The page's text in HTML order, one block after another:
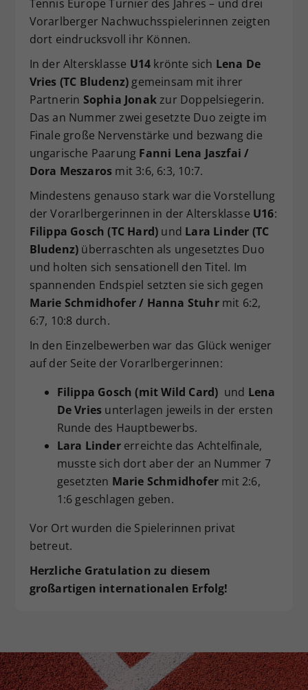
Tennis Europe Turnier des Jahres – und drei
Vorarlberger Nachwuchsspielerinnen zeigten
dort eindrucksvoll ihr Können.
In der Altersklasse U14 krönte sich Lena De
Vries (TC Bludenz) gemeinsam mit ihrer
Partnerin Sophia Jonakzur Doppelsiegerin.
Das an Nummer zwei gesetzte Duo zeigte im
Finale große Nervenstärke und bezwang die
ungarische Paarung Fanni Lena Jaszfai /
Dora Meszaros mit 3:6, 6:3, 10:7.
Mindestens genauso stark war die Vorstellung
der Vorarlbergerinnen in der Altersklasse U16:
Filippa Gosch (TC Hard) und Lara Linder (TC
Bludenz) überraschten als ungesetztes Duo
und holten sich sensationell den Titel. Im
spannenden Endspiel setzten sie sich gegen
Marie Schmidhofer / Hanna Stuhrmit 6:2,
6:7, 10:8 durch.
In den Einzelbewerben war das Glück weniger
auf der Seite der Vorarlbergerinnen:
Filippa Gosch (mit Wild Card) und Lena
De Vries unterlagen jeweils in der ersten
Runde des Hauptbewerbs.
Lara Lindererreichte das Achtelfinale,
musste sich dort aber der an Nummer 7
gesetzten Marie Schmidhofermit 2:6,
1:6 geschlagen geben.
Vor Ort wurden die Spielerinnen privat
betreut.
Herzliche Gratulation zu diesem
großartigen internationalen Erfolg!
Zweck
Dieser Wert speichert Ihre Consent-
Einstellungen. Unter anderem eine
zufällig generierte ID, für die
historische Speicherung Ihrer
vorgenommen Einstellungen, falls der
Webseiten-Betreiber dies eingestellt
hat.